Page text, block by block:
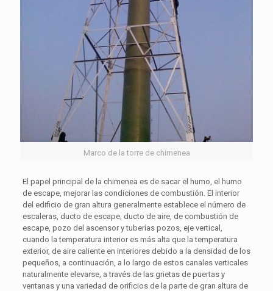
Marco de la torre de chimenea
El papel principal de la chimenea es de sacar el humo, el humo
de escape, mejorar las condiciones de combustión. El interior
del edificio de gran altura generalmente establece el número de
escaleras, ducto de escape, ducto de aire, de combustión de
escape, pozo del ascensor y tuberías pozos, eje vertical,
cuando la temperatura interior es más alta que la temperatura
exterior, de aire caliente en interiores debido a la densidad de los
pequeños, a continuación, a lo largo de estos canales verticales
naturalmente elevarse, a través de las grietas de puertas y
ventanas y una variedad de orificios de la parte de gran altura de